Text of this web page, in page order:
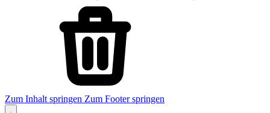
Zum Inhalt springen Zum Footer springen